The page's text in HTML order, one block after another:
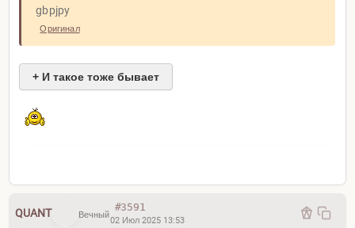
gbpjpy
Оригинал
+ И такое тоже бывает
QUANT Вечный
#3591
02 Июл 2025 13:53